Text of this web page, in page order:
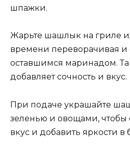
шпажки.
Жарьте шашлык на гриле
времени переворачивая и
оставшимся маринадом.
добавляет сочность и вкус.
При подаче украшайте
зеленью и овощами, чтобы
вкус и добавить яркости в